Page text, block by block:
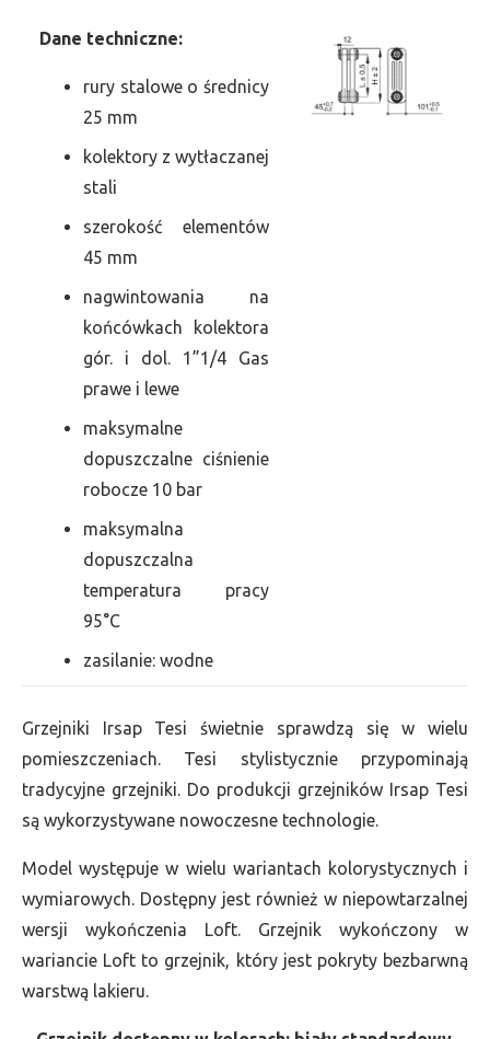
Dane techniczne:
rury stalowe o średnicy
25 mm
kolektory z wytłaczanej
stali
szerokość elementów
45 mm
nagwintowania na
końcówkach kolektora
gór. i dol. 1”1/4 Gas
prawe i lewe
maksymalne
dopuszczalne ciśnienie
robocze 10 bar
maksymalna
dopuszczalna
temperatura pracy
95°C
zasilanie: wodne
Grzejniki Irsap Tesi świetnie sprawdzą się w wielu
pomieszczeniach. Tesi stylistycznie przypominają
tradycyjne grzejniki. Do produkcji grzejników Irsap Tesi
są wykorzystywane nowoczesne technologie.
Model występuje w wielu wariantach kolorystycznych i
wymiarowych. Dostępny jest również w niepowtarzalnej
wersji wykończenia Loft. Grzejnik wykończony w
wariancie Loft to grzejnik, który jest pokryty bezbarwną
warstwą lakieru.